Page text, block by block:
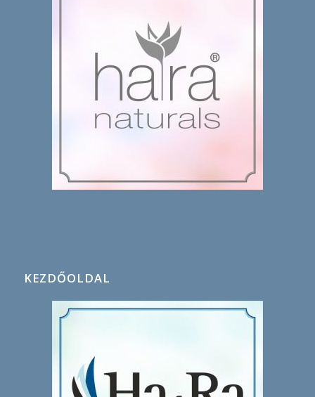
KEZDŐOLDAL